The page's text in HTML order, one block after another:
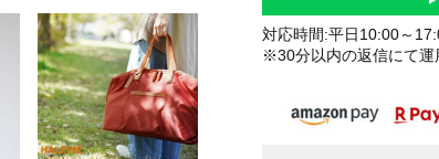
対応時間:平日10:00～
※30分以内の返信にて運